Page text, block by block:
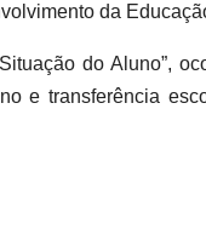
da
do Aluno”,
e transferência